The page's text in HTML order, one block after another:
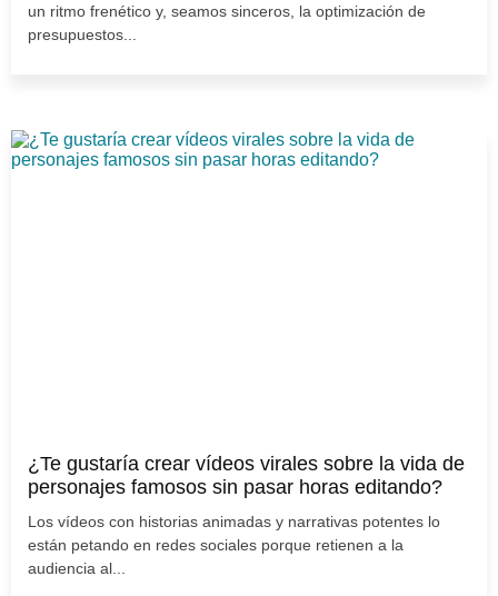
un ritmo frenético y, seamos sinceros, la optimización de
presupuestos...
¿Te gustaría crear vídeos virales sobre la vida de
personajes famosos sin pasar horas editando?
Los vídeos con historias animadas y narrativas potentes lo
están petando en redes sociales porque retienen a la
audiencia al...